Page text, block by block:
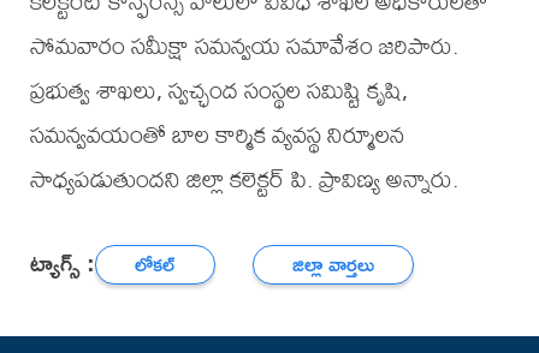
సోమవారం సమీక్షా సమన్వయ సమావేశం జరిపారు.
ప్రభుత్వ శాఖలు, స్వచ్ఛంద సంస్థల సమిష్టి కృషి,
సమన్వవయంతో బాల కార్మిక వ్యవస్థ నిర్మూలన
సాధ్యపడుతుందని జిల్లా కలెక్టర్ పి. ప్రావిణ్య అన్నారు.
ట్యాగ్స్ : లోకల్ జిల్లా వార్తలు